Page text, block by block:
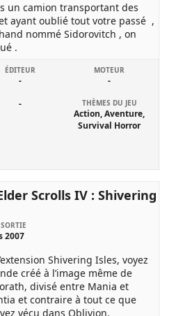
un camion transportant des
ayant oublié tout votre passé ,
nommé Sidorovitch , on
.
ÉDITEUR
-
MOTEUR
-
- THÈMES DU JEU
Action, Aventure,
Survival Horror
Scrolls IV : Shivering
2007
Shivering Isles, voyez
créé à l’image même de
divisé entre Mania et
et contraire à tout ce que
vécu dans Oblivion.